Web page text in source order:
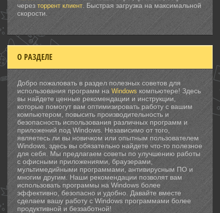
через торрент клиент . Быстрая загрузка на максимальной
скорости.
О РАЗДЕЛЕ
Добро пожаловать в раздел полезных советов для
использования программ на Windows компьютере! Здесь
вы найдете ценные рекомендации и инструкции,
которые помогут вам оптимизировать работу с вашим
компьютером, повысить производительность и
безопасность использования различных программ и
приложений под Windows. Независимо от того,
являетесь ли вы новичком или опытным пользователем
Windows, здесь вы обязательно найдете что-то полезное
для себя. Мы предлагаем советы по улучшению работы
с офисными приложениями, браузерами,
мультимедийными программами, антивирусным ПО и
многим другим. Наши рекомендации позволят вам
использовать программы на Windows более
эффективно, безопасно и удобно. Давайте вместе
сделаем вашу работу с Windows программами более
продуктивной и беззаботной!